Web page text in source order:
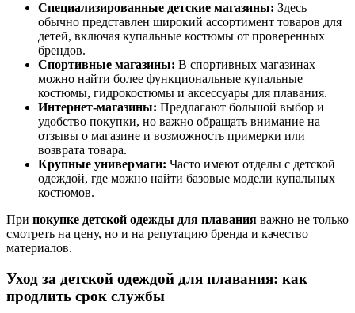
Специализированные детские магазины: Здесь
обычно представлен широкий ассортимент товаров для
детей, включая купальные костюмы от проверенных
брендов.
Спортивные магазины: В спортивных магазинах
можно найти более функциональные купальные
костюмы, гидрокостюмы и аксессуары для плавания.
Интернет-магазины: Предлагают большой выбор и
удобство покупки, но важно обращать внимание на
отзывы о магазине и возможность примерки или
возврата товара.
Крупные универмаги: Часто имеют отделы с детской
одеждой, где можно найти базовые модели купальных
костюмов.
При покупке детской одежды для плавания важно не только
смотреть на цену, но и на репутацию бренда и качество
материалов.
Уход за детской одеждой для плавания: как
продлить срок службы